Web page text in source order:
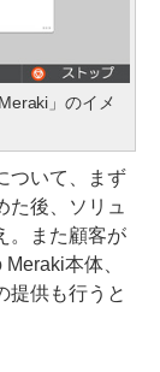
」のイメ
ついて、まず
た後、ソリュ
。また顧客が
本体、
提供も行うと